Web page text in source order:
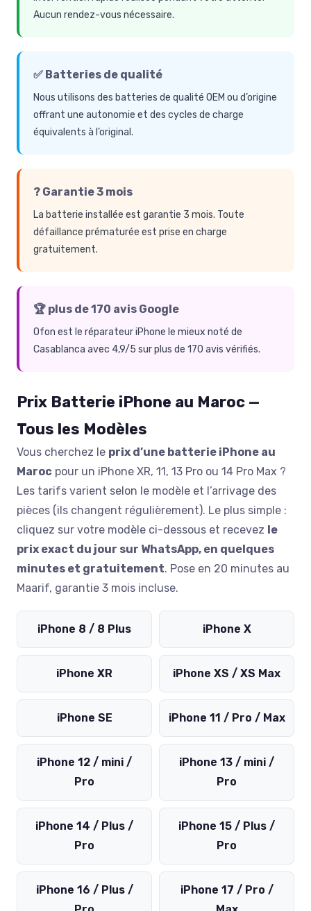
Aucun rendez-vous nécessaire.
✅ Batteries de qualité
Nous utilisons des batteries de qualité OEM ou d’origine
offrant une autonomie et des cycles de charge
équivalents à l’original.
?️ Garantie 3 mois
La batterie installée est garantie 3 mois. Toute
défaillance prématurée est prise en charge
gratuitement.
🏆 plus de 170 avis Google
Ofon est le réparateur iPhone le mieux noté de
Casablanca avec 4,9/5 sur plus de 170 avis vérifiés.
Prix Batterie iPhone au Maroc —
Tous les Modèles
Vous cherchez le prix d’une batterie iPhone au
Maroc pour un iPhone XR, 11, 13 Pro ou 14 Pro Max ?
Les tarifs varient selon le modèle et l’arrivage des
pièces (ils changent régulièrement). Le plus simple :
cliquez sur votre modèle ci-dessous et recevez le
prix exact du jour sur WhatsApp, en quelques
minutes et gratuitement. Pose en 20 minutes au
Maarif, garantie 3 mois incluse.
iPhone 8 / 8 Plus iPhone X
iPhone XR iPhone XS / XS Max
iPhone SE iPhone 11 / Pro / Max
iPhone 12 / mini /
Pro
iPhone 13 / mini /
Pro
iPhone 14 / Plus /
Pro
iPhone 15 / Plus /
Pro
iPhone 16 / Plus /
iPhone 17 / Pro /